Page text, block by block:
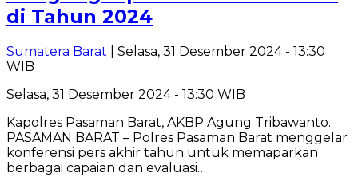
di Tahun 2024
Sumatera Barat | Selasa, 31 Desember 2024 - 13:30
WIB
Selasa, 31 Desember 2024 - 13:30 WIB
Kapolres Pasaman Barat, AKBP Agung Tribawanto.
PASAMAN BARAT – Polres Pasaman Barat menggelar
konferensi pers akhir tahun untuk memaparkan
berbagai capaian dan evaluasi…